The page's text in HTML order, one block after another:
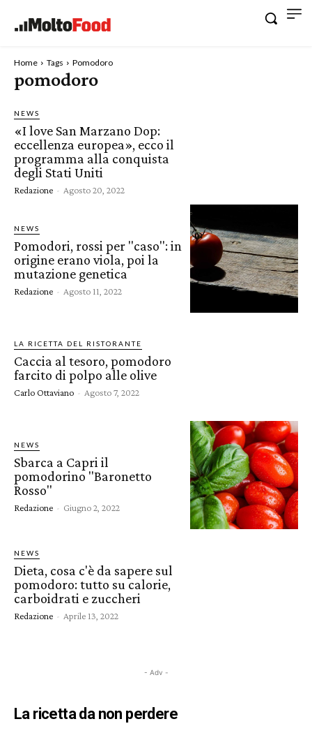
Home Tags Pomodoro
pomodoro
NEWS
«I love San Marzano Dop:
eccellenza europea», ecco il
programma alla conquista
degli Stati Uniti
Redazione - Agosto 20, 2022
NEWS
Pomodori, rossi per "caso": in
origine erano viola, poi la
mutazione genetica
Redazione - Agosto 11, 2022
LA RICETTA DEL RISTORANTE
Caccia al tesoro, pomodoro
farcito di polpo alle olive
Carlo Ottaviano - Agosto 7, 2022
NEWS
Sbarca a Capri il
pomodorino "Baronetto
Rosso"
Redazione - Giugno 2, 2022
NEWS
Dieta, cosa c'è da sapere sul
pomodoro: tutto su calorie,
carboidrati e zuccheri
Redazione - Aprile 13, 2022
- Adv -
La ricetta da non perdere